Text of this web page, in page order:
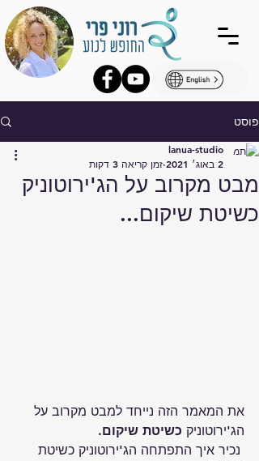
פוסט
מבט מקרוב על הג'ירוטוניק
כשיטת שיקום...
lanua-studio
2 באוג׳ 2021
זמן קריאה 3 דקות
את המאמר הזה נייחד למבט מקרוב על
הג'ירוטוניק כשיטת שיקום.
נכיר איך התפתחה הג'ירוטוניק כשיטת